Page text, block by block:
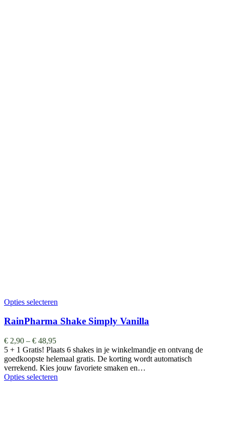
Opties selecteren
RainPharma Shake Simply Vanilla
€ 2,90 – € 48,95
5 + 1 Gratis! Plaats 6 shakes in je winkelmandje en ontvang de
goedkoopste helemaal gratis. De korting wordt automatisch
verrekend. Kies jouw favoriete smaken en…
Opties selecteren